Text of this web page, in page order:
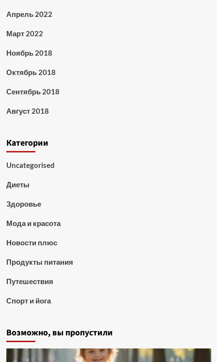
Апрель 2022
Март 2022
Ноябрь 2018
Октябрь 2018
Сентябрь 2018
Август 2018
Категории
Uncategorised
Диеты
Здоровье
Мода и красота
Новости плюс
Продукты питания
Путешествия
Спорт и йога
Возможно, вы пропустили